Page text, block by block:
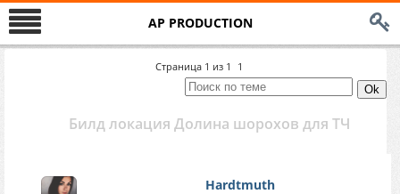
AP PRODUCTION
Страница 1 из 1 1
Билд локация Долина шорохов для ТЧ
Hardtmuth